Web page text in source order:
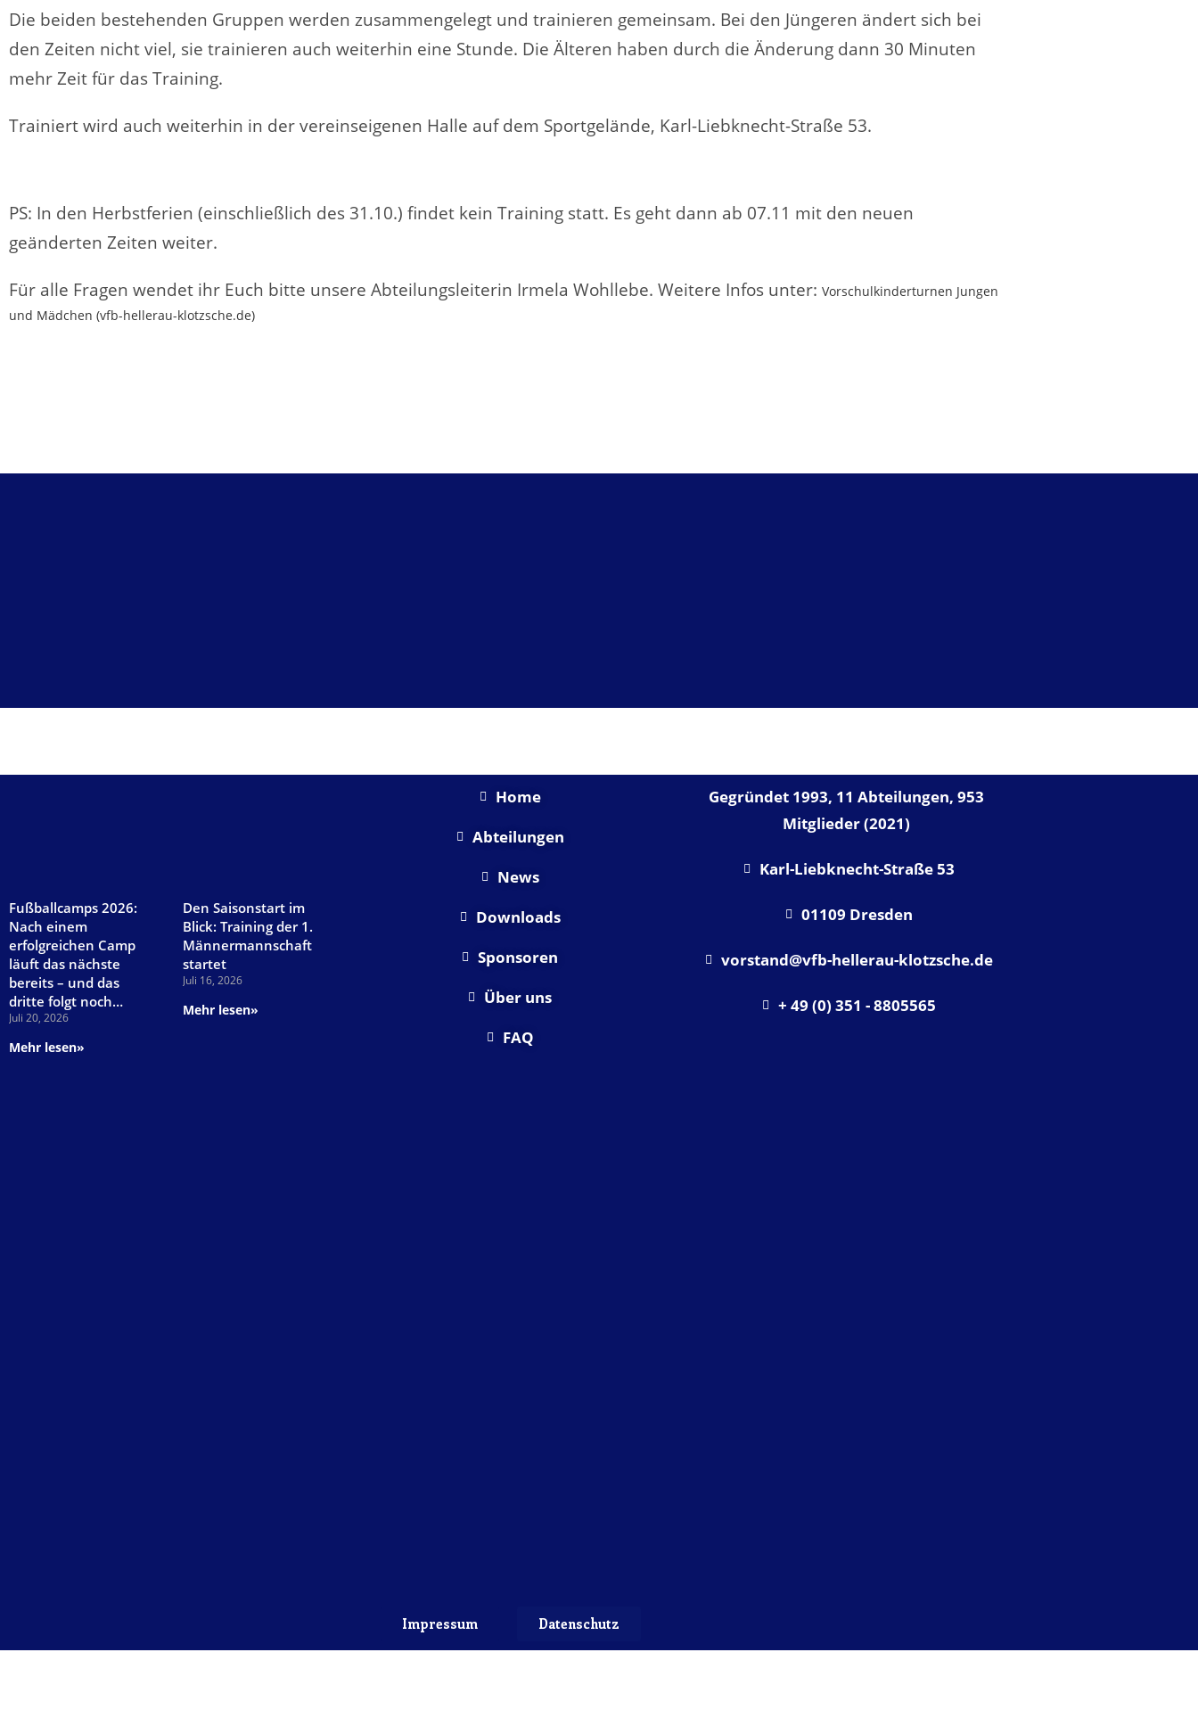
Die beiden bestehenden Gruppen werden zusammengelegt und trainieren gemeinsam. Bei den Jüngeren ändert sich bei
den Zeiten nicht viel, sie trainieren auch weiterhin eine Stunde. Die Älteren haben durch die Änderung dann 30 Minuten
mehr Zeit für das Training.
Trainiert wird auch weiterhin in der vereinseigenen Halle auf dem Sportgelände, Karl-Liebknecht-Straße 53.
PS: In den Herbstferien (einschließlich des 31.10.) findet kein Training statt. Es geht dann ab 07.11 mit den neuen
geänderten Zeiten weiter.
Für alle Fragen wendet ihr Euch bitte unsere Abteilungsleiterin Irmela Wohllebe. Weitere Infos unter: Vorschulkinderturnen Jungen
und Mädchen (vfb-hellerau-klotzsche.de)
Fußballcamps 2026:
Nach einem
erfolgreichen Camp
läuft das nächste
bereits – und das
dritte folgt noch…
Juli 20, 2026
Mehr lesen»
Den Saisonstart im
Blick: Training der 1.
Männermannschaft
startet
Juli 16, 2026
Mehr lesen»
Home
Abteilungen
News
Downloads
Sponsoren
Über uns
FAQ
Gegründet 1993, 11 Abteilungen, 953
Mitglieder (2021)
Karl-Liebknecht-Straße 53
01109 Dresden
vorstand@vfb-hellerau-klotzsche.de
+ 49 (0) 351 - 8805565
Impressum Datenschutz